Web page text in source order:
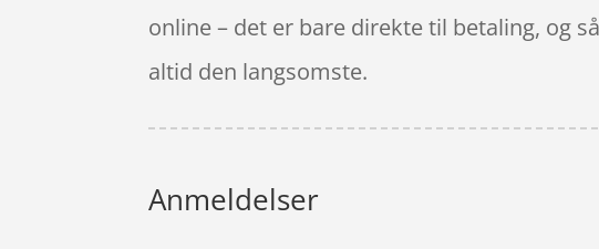
online – det er bare direkte til betaling, og
altid den langsomste.
Anmeldelser